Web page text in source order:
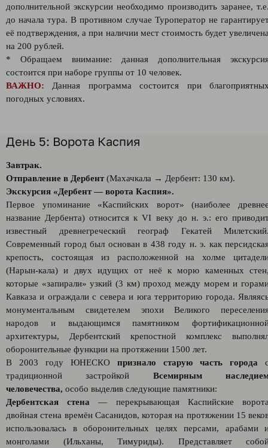
дополнительной экскурсии необходимо производить заранее,
до начала тура. В противном случае Туроператор не
её подтверждения, а при наличии мест стоимость будет
на 200 рублей.
* Обращаем внимание: данная дополнительная
состоится при наборе группы от 10 человек.
ВАЖНО: Данная программа состоится при
погодных условиях.
День 5: Ворота Каспия
Завтрак.
Отправление в Дербент(Махачкала → Дербент: 130 км).
Экскурсия «Дербент — ворота Каспия».
Первое упоминание «Каспийских ворот» (наиболее
название Дербента) относится к VI веку до н. э.: его
известный древнегреческий географ Гекатей
Современный город был основан в 438 году н. э. как
крепость, состоящая из расположенной на холме
(Нарын-кала) и двух идущих от неё к морю каменных
которые «запирали» узкий (3 км) проход между морем и
Кавказа и ограждали с севера и юга территорию города.
монументальным свидетелем эпохи Великого
народов и выдающимся памятником
архитектуры, Дербентский крепостной комплекс
оборонительные функции на протяжении 1500 лет.
В 2003 году ЮНЕСКО признало старую часть города
традиционной застройкой Всемирным
человечества, особо выделив следующие памятники:
Дербентская стена — перекрывающая Каспийские
двойная стена времён Сасанидов, которая на протяжении 15
использовалась в оборонительных целях персами, арабами
монголами (Ильханы, Тимуриды). Представляет